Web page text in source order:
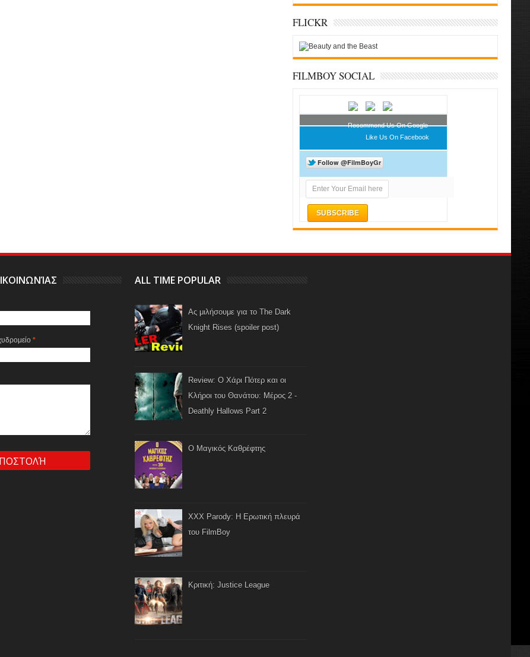
FLICKR
FILMBOY SOCIAL
Recommend Us On Google
Like Us On Facebook
*
ALL TIME POPULAR
Ας μιλήσουμε για το The Dark
Knight Rises (spoiler post)
Review: Ο Χάρι Πότερ και οι
Κλήροι του Θανάτου: Μέρος 2 -
Deathly Hallows Part 2
Ο Μαγικός Καθρέφτης
XXX Parody: Η Ερωτική πλευρά
του FilmBoy
Κριτική: Justice League